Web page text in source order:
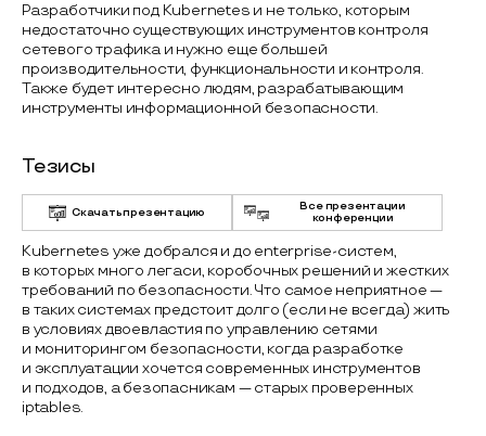
Разработчики под Kubernetes и не только, которым
недостаточно существующих инструментов контроля
сетевого трафика и нужно еще большей
производительности, функциональности и контроля.
Также будет интересно людям, разрабатывающим
инструменты информационной безопасности.
Тезисы
Скачать презентацию
Все презентации
конференции
Kubernetes уже добрался и до enterprise-систем,
в которых много легаси, коробочных решений и жестких
требований по безопасности. Что самое неприятное —
в таких системах предстоит долго (если не всегда) жить
в условиях двоевластия по управлению сетями
и мониторингом безопасности, когда разработке
и эксплуатации хочется современных инструментов
и подходов, а безопасникам — старых проверенных
iptables.